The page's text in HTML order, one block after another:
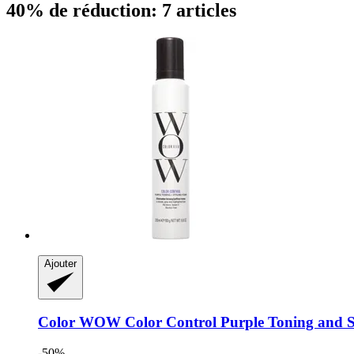
40% de réduction: 7 articles
Ajouter
Color WOW Color Control Purple Toning and